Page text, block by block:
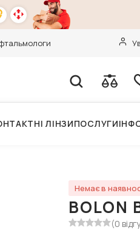
ЛІНЗИПОСЛУГИ
Немає в
BOLON
(0